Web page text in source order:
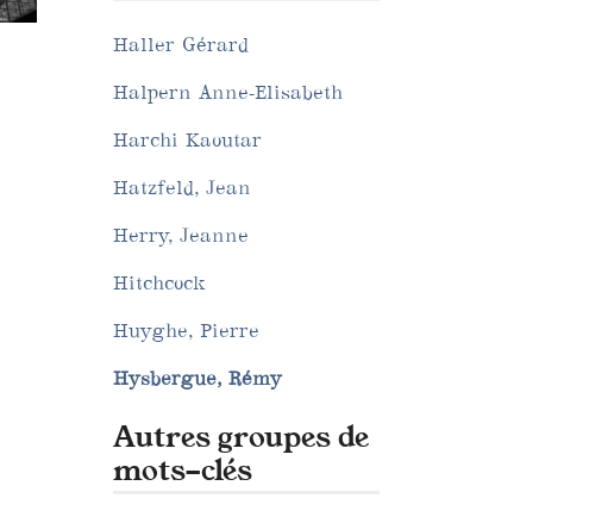
Haller Gérard
Halpern Anne-Elisabeth
Harchi Kaoutar
Hatzfeld, Jean
Herry, Jeanne
Hitchcock
Huyghe, Pierre
Hysbergue, Rémy
Autres groupes de
mots-clés